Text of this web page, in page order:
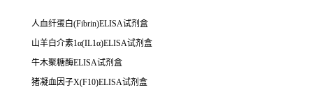
人血纤蛋白(Fibrin)ELISA试剂盒
山羊白介素1α(IL1α)ELISA试剂盒
牛木聚糖酶ELISA试剂盒
猪凝血因子X(F10)ELISA试剂盒